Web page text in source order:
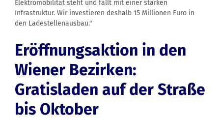
Elektromobilität steht und fällt mit einer starken
Infrastruktur. Wir investieren deshalb 15 Millionen Euro in
den Ladestellenausbau."
Eröffnungsaktion in den
Wiener Bezirken:
Gratisladen auf der Straße
bis Oktober